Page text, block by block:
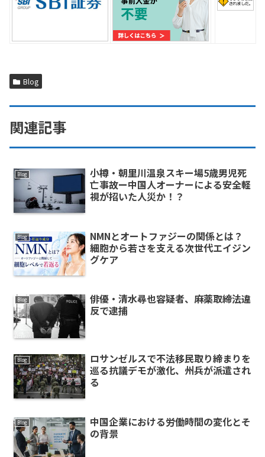
Blog
関連記事
Blog
小樽・朝里川温泉スキー場5歳男児死
亡事故ー中国人オーナーによる安全軽
視が招いた人災か！？
Blog
NMNとオートファジーの関係とは？
細胞から若さを支える次世代エイジン
グケア
Blog
俳優・清水尋也容疑者、麻薬取締法違
反で逮捕
Blog
ロサンゼルスで不法移民取り締まりを
巡る抗議デモが激化、州兵が派遣され
る
Blog
中国企業における労働時間の変化とそ
の背景